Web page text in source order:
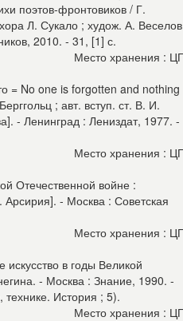
поэтов-фронтовиков / Г.
Л. Сукало ; худож. А.
2010. - 31, [1] с.
Место хранения :
= No one is forgotten and nothing
; авт. вступ. ст. В. И.
- Ленинград : Лениздат, 1977. -
Место хранения :
Отечественной войне :
- Москва : Советская
Место хранения :
в годы Великой
- Москва : Знание, 1990. -
История ; 5).
Место хранения :